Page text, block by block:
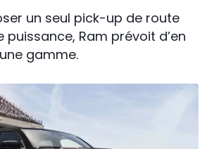
un seul pick-up de route
Ram prévoit d’en
gamme.